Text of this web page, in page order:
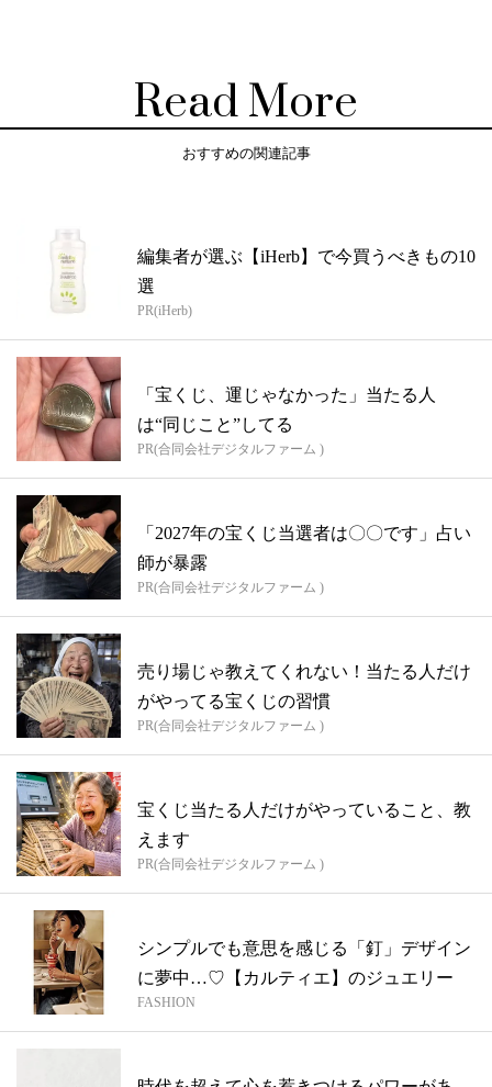
Read More
おすすめの関連記事
編集者が選ぶ【iHerb】で今買うべきもの10
選
PR(iHerb)
「宝くじ、運じゃなかった」当たる人
は“同じこと”してる
PR(合同会社デジタルファーム )
「2027年の宝くじ当選者は〇〇です」占い
師が暴露
PR(合同会社デジタルファーム )
売り場じゃ教えてくれない！当たる人だけ
がやってる宝くじの習慣
PR(合同会社デジタルファーム )
宝くじ当たる人だけがやっていること、教
えます
PR(合同会社デジタルファーム )
シンプルでも意思を感じる「釘」デザイン
に夢中…♡【カルティエ】のジュエリー
FASHION